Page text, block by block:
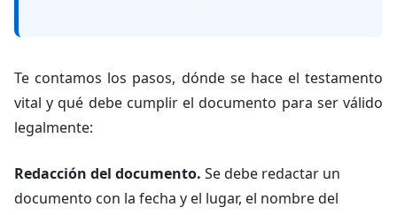
Te contamos los pasos, dónde se hace el testamento
vital y qué debe cumplir el documento para ser válido
legalmente:
Redacción del documento. Se debe redactar un
documento con la fecha y el lugar, el nombre del